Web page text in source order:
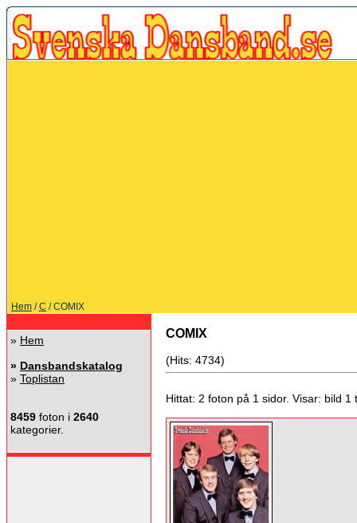
Hem /C / COMIX
» Hem
» Dansbandskatalog
» Toplistan
8459 foton i 2640
kategorier.
COMIX
(Hits: 4734)
Hittat: 2 foton på 1 sidor. Visar: bild 1